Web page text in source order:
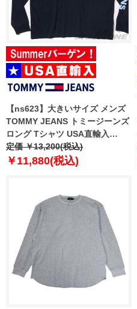
【ns623】大きいサイズ メンズ
TOMMY JEANS トミージーンズ
ロング Tシャツ USA直輸入
dm0dm21591
定価 ￥13,200(税込)
￥11,880(税込)